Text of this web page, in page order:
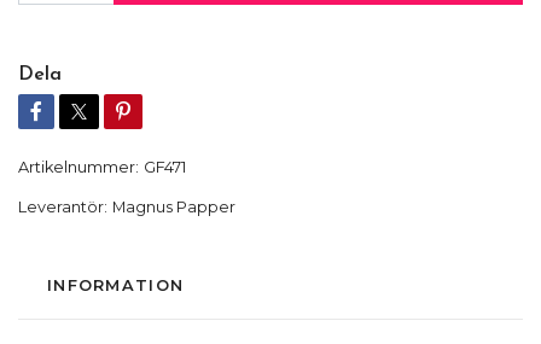
Dela
Artikelnummer: GF471
Leverantör: Magnus Papper
INFORMATION